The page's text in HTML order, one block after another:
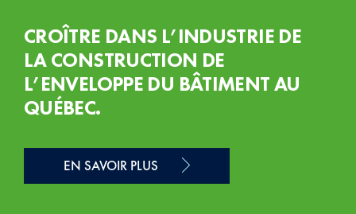
CROÎTRE DANS L’INDUSTRIE DE
LA CONSTRUCTION DE
L’ENVELOPPE DU BÂTIMENT AU
QUÉBEC.
EN SAVOIR PLUS